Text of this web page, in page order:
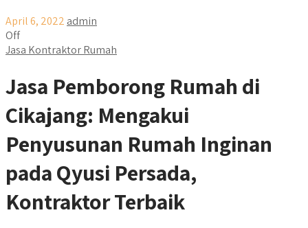
April 6, 2022 admin
Off
Jasa Kontraktor Rumah
Jasa Pemborong Rumah di
Cikajang: Mengakui
Penyusunan Rumah Inginan
pada Qyusi Persada,
Kontraktor Terbaik